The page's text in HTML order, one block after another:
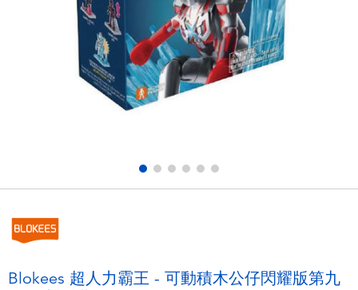
電子玩具
遊戲及拼圖系列
戶外及運動用品
派對用品
LEGO樂高
Barbie芭比
NERF熱火
Blokees 超人力霸王 - 可動積木公仔閃耀版第九